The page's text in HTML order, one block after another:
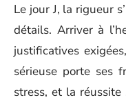
Le jour J, la rigueur
détails. Arriver à
justificatives
sérieuse porte ses
stress, et la réussite